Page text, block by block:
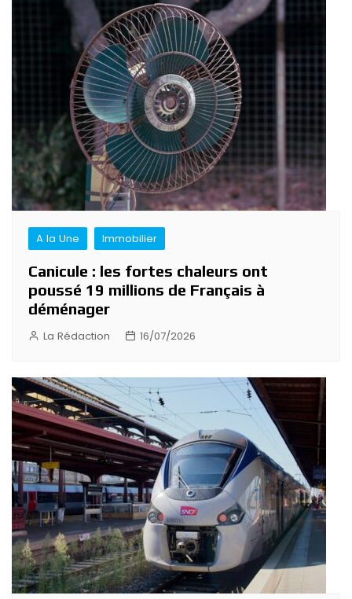
A la Une Immobilier
Canicule : les fortes chaleurs ont
poussé 19 millions de Français à
déménager
La Rédaction 16/07/2026